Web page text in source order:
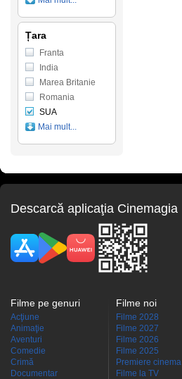
Țara
Franta
India
Marea Britanie
Romania
SUA
Mai mult...
Descarcă aplicaţia Cinemagia
Filme pe genuri
Acţiune
Animaţie
Aventuri
Comedie
Crimă
Documentar
Filme noi
Filme 2028
Filme 2027
Filme 2026
Filme 2025
Premiere cinema
Filme la TV